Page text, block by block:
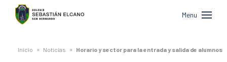
Colegio
Sebastián
Elcano
Menu
Inicio » Noticias » Horario y sector para la entrada y salida de alumnos